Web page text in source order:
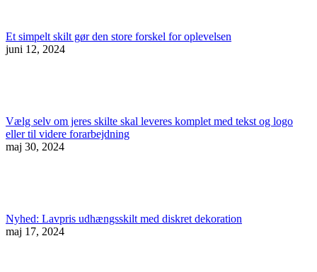
Et simpelt skilt gør den store forskel for oplevelsen
juni 12, 2024
Vælg selv om jeres skilte skal leveres komplet med tekst og logo
eller til videre forarbejdning
maj 30, 2024
Nyhed: Lavpris udhængsskilt med diskret dekoration
maj 17, 2024